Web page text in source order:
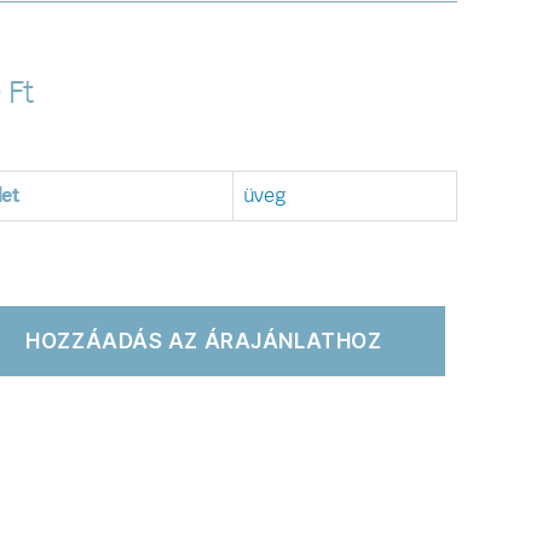
Ft
üveg
HOZZÁADÁS AZ ÁRAJÁNLATHOZ